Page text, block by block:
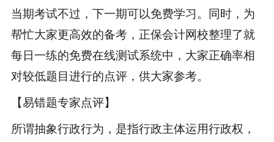
当期考试不过，下一期可以免费学习。同时，为
帮忙大家更高效的备考，正保会计网校整理了就
每日一练的免费在线测试系统中，大家正确率相
对较低题目进行的点评，供大家参考。
【易错题专家点评】
所谓抽象行政行为，是指行政主体运用行政权，